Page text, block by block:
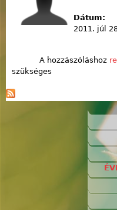
Dátum:
2011. júl
A hozzászóláshoz
szükséges